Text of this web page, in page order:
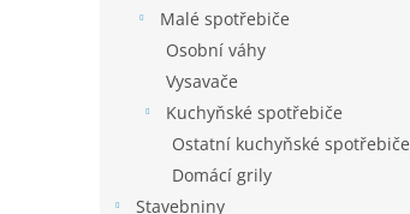
Malé spotřebiče
Osobní váhy
Vysavače
Kuchyňské spotřebiče
Ostatní kuchyňské spotřebiče
Domácí grily
Stavebniny